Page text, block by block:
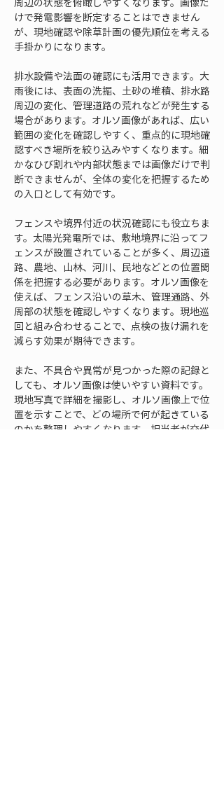
けで発電影響を断定することはできません
が、現地確認や除草計画の優先順位を考える
手掛かりになります。
排水設備や法面の確認にも活用できます。大
雨後には、表面の洗掘、土砂の堆積、排水路
周辺の変化、管理道路の荒れなどが発生する
場合があります。オルソ画像があれば、広い
範囲の変化を確認しやすく、重点的に現地確
認すべき場所を絞り込みやすくなります。細
かなひび割れや内部状態までは画像だけで判
断できませんが、全体の変化を把握するため
の入口として有効です。
フェンスや境界付近の状況確認にも役立ちま
す。太陽光発電所では、敷地境界に沿ってフ
ェンスが設置されていることが多く、周辺道
路、農地、山林、河川、民地などとの位置関
係を把握する必要があります。オルソ画像を
使えば、フェンス沿いの草木、管理通路、外
周部の状態を確認しやすくなります。現地巡
回と組み合わせることで、点検の抜け漏れを
減らす効果が期待できます。
また、不具合や異常が見つかった際の記録と
しても、オルソ画像は使いやすい資料です。
現地写真で詳細を撮影し、オルソ画像上で位
置を示すことで、どの場所で何が起きている
のかを整理しやすくなります。担当者が交代